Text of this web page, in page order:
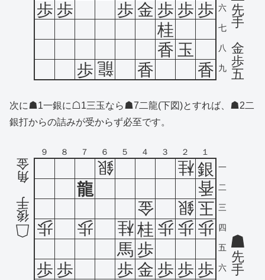
六
七
八
九
歩 歩 歩 金 歩 歩 歩
桂
香 玉
歩 龍 香 香 五
歩
金
手
先
次に☗1一銀に☖1三玉なら☗7二龍(下図)とすれば、☗2二
銀打からの詰みが受からず必至です。
９
一
８
二
７
三
６
四
５
五
４
六
３ ２ １
銀 桂銀
龍
香
金
銀 玉
歩
歩 桂桂 歩 歩 歩
馬 歩
歩 歩 歩 金 歩 歩 歩
手
先
金
角
手
後